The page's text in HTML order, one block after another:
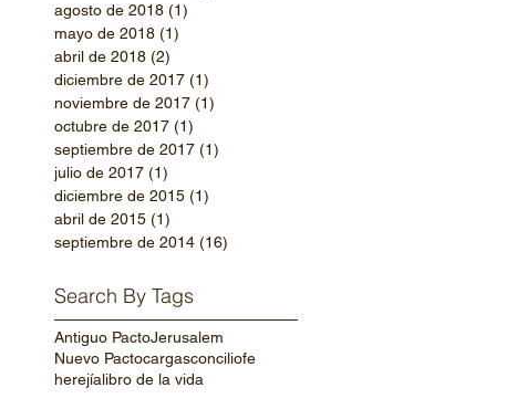
agosto de 2018 (1)
mayo de 2018 (1)
abril de 2018 (2)
diciembre de 2017 (1)
noviembre de 2017 (1)
octubre de 2017 (1)
septiembre de 2017 (1)
julio de 2017 (1)
diciembre de 2015 (1)
abril de 2015 (1)
septiembre de 2014 (16)
Search By Tags
Antiguo PactoJerusalem
Nuevo Pactocargasconciliofe
herejíalibro de la vida